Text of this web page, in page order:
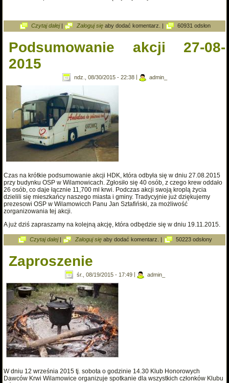
Czytaj dalejwpis Zbiórka datków na potrzeby PCK.
| Zaloguj sięaby dodać komentarz. 60931 odsłon
Podsumowanie akcji 27-08-
2015
ndz., 08/30/2015 - 22:38 admin_
Czas na krótkie podsumowanie akcji HDK, która odbyła się w dniu 27.08.2015
przy budynku OSP w Wilamowicach. Zgłosiło się 40 osób, z czego krew oddało
26 osób, co daje łącznie 11,700 ml krwi. Podczas akcji swoją kroplą życia
dzielili się mieszkańcy naszego miasta i gminy. Tradycyjnie już dziękujemy
prezesowi OSP w Wilamowicch Panu Jan Sztafiński, za możliwość
zorganizowania tej akcji.
A już dziś zapraszamy na kolejną akcję, która odbędzie się w dniu 19.11.2015.
Czytaj dalejwpis Podsumowanie akcji 27-08-2015
| Zaloguj sięaby dodać komentarz. 50223 odsłony
Zaproszenie
śr., 08/19/2015 - 17:49| admin_
W dniu 12 września 2015 tj. sobota o godzinie 14.30 Klub Honorowych
Dawców Krwi Wilamowice organizuje spotkanie dla wszystkich członków Klubu